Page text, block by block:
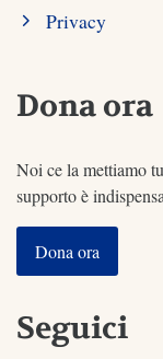
Privacy
Dona ora
Noi ce la mettiamo
supporto è
Dona ora
Seguici